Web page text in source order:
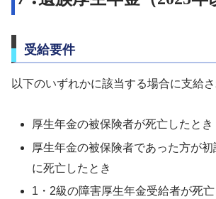
受給要件
以下のいずれかに該当する場合に支給さ
厚生年金の被保険者が死亡したとき
厚生年金の被保険者であった方が
に死亡したとき
1・2級の障害厚生年金受給者が死亡